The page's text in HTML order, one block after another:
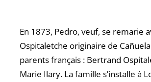
En 1873, Pedro, veuf, se remarie
Ospitaletche originaire de
parents français : Bertrand
Marie Ilary. La famille s’installe à